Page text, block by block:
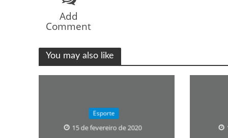
Add
Comment
You may also like
Esporte
15 de fevereiro de 2020